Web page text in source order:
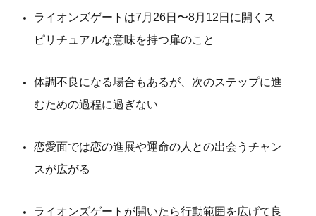
ライオンズゲートは7月26日〜8月12日に開くス
ピリチュアルな意味を持つ扉のこと
体調不良になる場合もあるが、次のステップに進
むための過程に過ぎない
恋愛面では恋の進展や運命の人との出会うチャン
スが広がる
ライオンズゲートが開いたら行動範囲を広げて良